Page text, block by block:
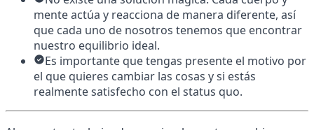
mente actúa y reacciona de manera diferente, así
que cada uno de nosotros tenemos que encontrar
nuestro equilibrio ideal.
Es importante que tengas presente el motivo por
el que quieres cambiar las cosas y si estás
realmente satisfecho con el status quo.